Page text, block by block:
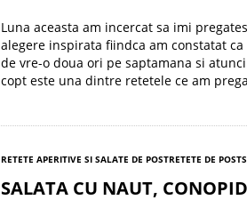
Luna aceasta am incercat sa imi
alegere inspirata fiindca am constatat
de vre-o doua ori pe saptamana si
copt este una dintre retetele ce am
RETETE APERITIVE SI SALATE DE POSTRETETE DE POST
SALATA CU NAUT,